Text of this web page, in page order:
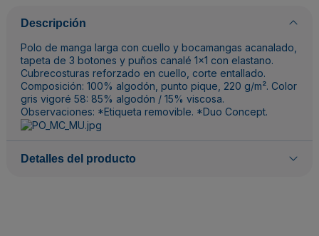
Descripción
Polo de manga larga con cuello y bocamangas acanalado,
tapeta de 3 botones y puños canalé 1x1 con elastano.
Cubrecosturas reforzado en cuello, corte entallado.
Composición: 100% algodón, punto pique, 220 g/m². Color
gris vigoré 58: 85% algodón / 15% viscosa.
Observaciones: *Etiqueta removible. *Duo Concept.
Detalles del producto